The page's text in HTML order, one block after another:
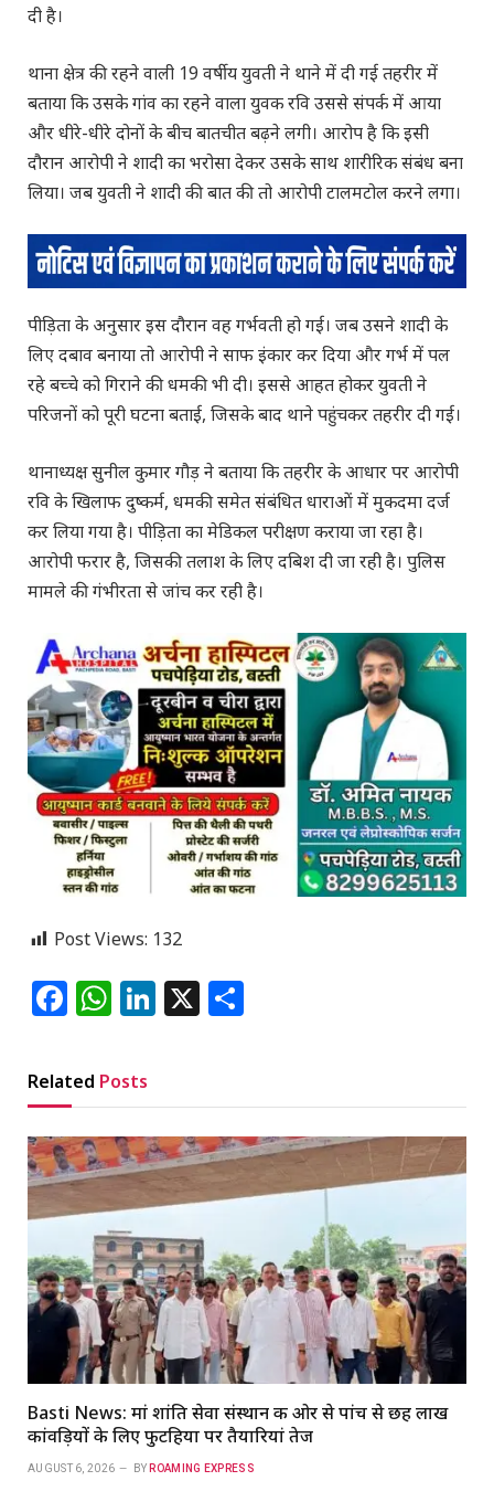
दी है।
थाना क्षेत्र की रहने वाली 19 वर्षीय युवती ने थाने में दी गई तहरीर में
बताया कि उसके गांव का रहने वाला युवक रवि उससे संपर्क में आया
और धीरे-धीरे दोनों के बीच बातचीत बढ़ने लगी। आरोप है कि इसी
दौरान आरोपी ने शादी का भरोसा देकर उसके साथ शारीरिक संबंध बना
लिया। जब युवती ने शादी की बात की तो आरोपी टालमटोल करने लगा।
पीड़िता के अनुसार इस दौरान वह गर्भवती हो गई। जब उसने शादी के
लिए दबाव बनाया तो आरोपी ने साफ इंकार कर दिया और गर्भ में पल
रहे बच्चे को गिराने की धमकी भी दी। इससे आहत होकर युवती ने
परिजनों को पूरी घटना बताई, जिसके बाद थाने पहुंचकर तहरीर दी गई।
थानाध्यक्ष सुनील कुमार गौड़ ने बताया कि तहरीर के आधार पर आरोपी
रवि के खिलाफ दुष्कर्म, धमकी समेत संबंधित धाराओं में मुकदमा दर्ज
कर लिया गया है। पीड़िता का मेडिकल परीक्षण कराया जा रहा है।
आरोपी फरार है, जिसकी तलाश के लिए दबिश दी जा रही है। पुलिस
मामले की गंभीरता से जांच कर रही है।
Post Views: 132
Facebook
WhatsApp
LinkedIn
X
Related Posts
Basti News: मां शांति सेवा संस्थान की ओर से पांच से छह लाख
कांवड़ियों के लिए फुटहिया पर तैयारियां तेज
AUGUST 6, 2026 BY ROAMING EXPRESS